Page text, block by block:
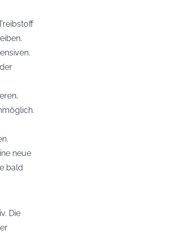
neue
bald
Die